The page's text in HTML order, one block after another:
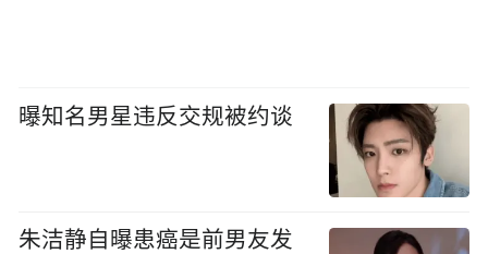
曝知名男星违反交规被约谈
朱洁静自曝患癌是前男友发